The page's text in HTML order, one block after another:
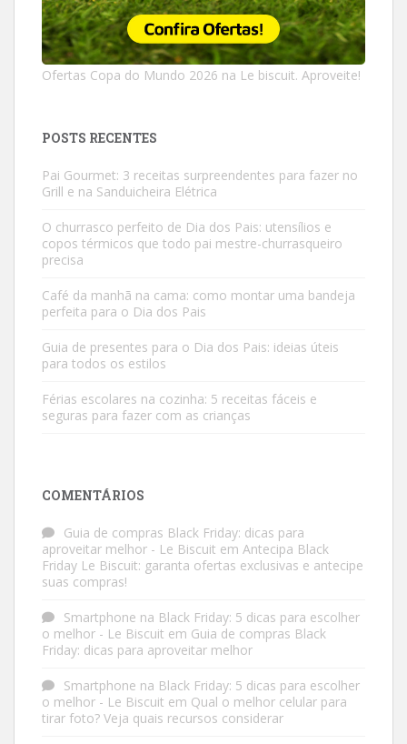
Ofertas Copa do Mundo 2026 na Le biscuit. Aproveite!
POSTS RECENTES
Pai Gourmet: 3 receitas surpreendentes para fazer no
Grill e na Sanduicheira Elétrica
O churrasco perfeito de Dia dos Pais: utensílios e
copos térmicos que todo pai mestre-churrasqueiro
precisa
Café da manhã na cama: como montar uma bandeja
perfeita para o Dia dos Pais
Guia de presentes para o Dia dos Pais: ideias úteis
para todos os estilos
Férias escolares na cozinha: 5 receitas fáceis e
seguras para fazer com as crianças
COMENTÁRIOS
Guia de compras Black Friday: dicas para
aproveitar melhor - Le Biscuit em Antecipa Black
Friday Le Biscuit: garanta ofertas exclusivas e antecipe
suas compras!
Smartphone na Black Friday: 5 dicas para escolher
o melhor - Le Biscuit em Guia de compras Black
Friday: dicas para aproveitar melhor
Smartphone na Black Friday: 5 dicas para escolher
o melhor - Le Biscuit em Qual o melhor celular para
tirar foto? Veja quais recursos considerar